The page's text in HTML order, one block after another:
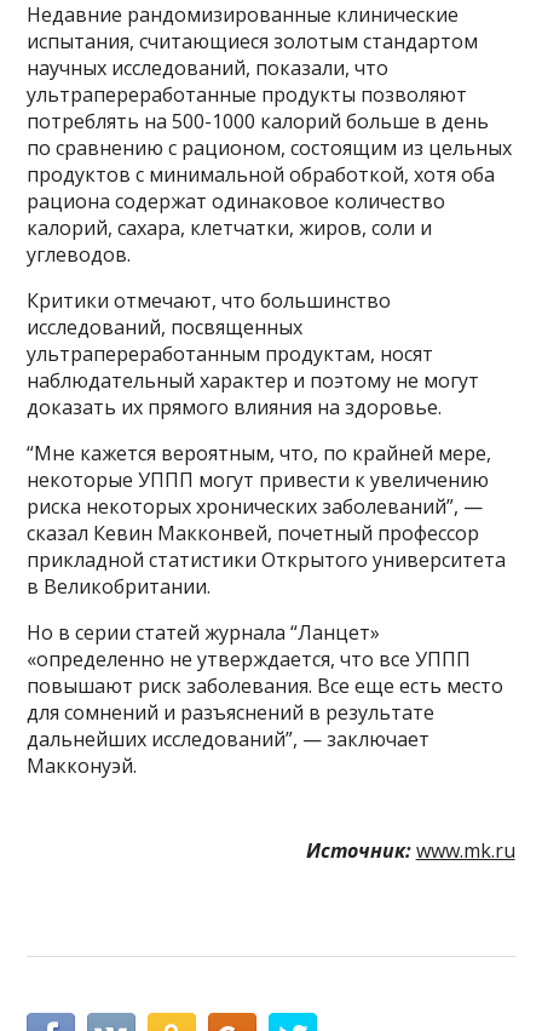
Недавние рандомизированные клинические
испытания, считающиеся золотым стандартом
научных исследований, показали, что
ультрапереработанные продукты позволяют
потреблять на 500-1000 калорий больше в день
по сравнению с рационом, состоящим из цельных
продуктов с минимальной обработкой, хотя оба
рациона содержат одинаковое количество
калорий, сахара, клетчатки, жиров, соли и
углеводов.
Критики отмечают, что большинство
исследований, посвященных
ультрапереработанным продуктам, носят
наблюдательный характер и поэтому не могут
доказать их прямого влияния на здоровье.
“Мне кажется вероятным, что, по крайней мере,
некоторые УППП могут привести к увеличению
риска некоторых хронических заболеваний”, —
сказал Кевин Макконвей, почетный профессор
прикладной статистики Открытого университета
в Великобритании.
Но в серии статей журнала “Ланцет»
«определенно не утверждается, что все УППП
повышают риск заболевания. Все еще есть место
для сомнений и разъяснений в результате
дальнейших исследований”, — заключает
Макконуэй.
Источник: www.mk.ru